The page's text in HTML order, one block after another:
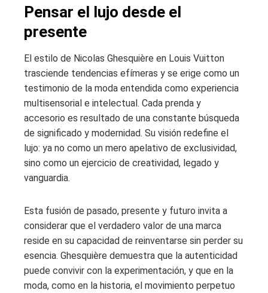
Pensar el lujo desde el
presente
El estilo de Nicolas Ghesquière en Louis Vuitton
trasciende tendencias efímeras y se erige como un
testimonio de la moda entendida como experiencia
multisensorial e intelectual. Cada prenda y
accesorio es resultado de una constante búsqueda
de significado y modernidad. Su visión redefine el
lujo: ya no como un mero apelativo de exclusividad,
sino como un ejercicio de creatividad, legado y
vanguardia.
Esta fusión de pasado, presente y futuro invita a
considerar que el verdadero valor de una marca
reside en su capacidad de reinventarse sin perder su
esencia. Ghesquière demuestra que la autenticidad
puede convivir con la experimentación, y que en la
moda, como en la historia, el movimiento perpetuo